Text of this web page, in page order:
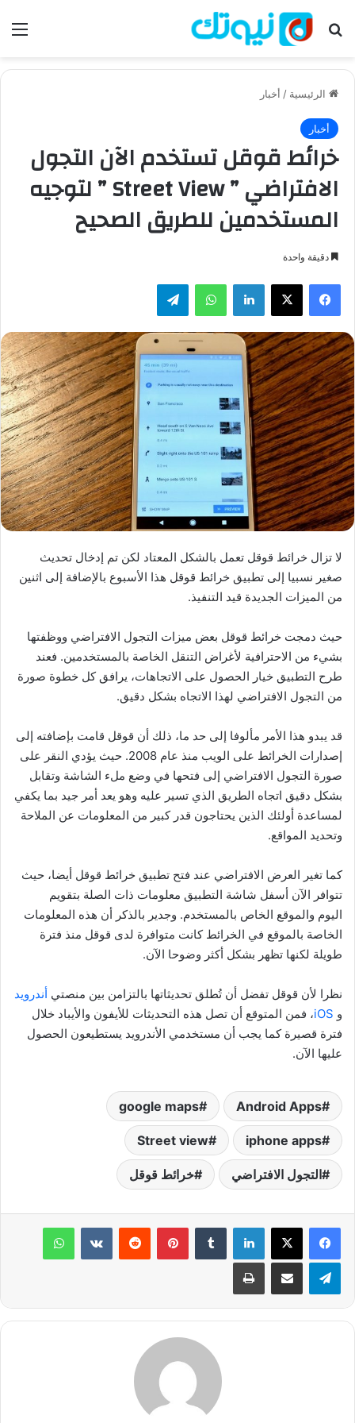
بحث عن
الرئيسية / أخبار
أخبار
خرائط قوقل تستخدم الآن التجول
الافتراضي ” Street View ” لتوجيه
المستخدمين للطريق الصحيح
دقيقة واحدة
فيسبوك لينكدإن واتساب
لا تزال خرائط قوقل تعمل بالشكل المعتاد لكن تم إدخال تحديث
صغير نسبيا إلى تطبيق خرائط قوقل هذا الأسبوع بالإضافة إلى اثنين
من الميزات الجديدة قيد التنفيذ.
حيث دمجت خرائط قوقل بعض ميزات التجول الافتراضي ووظفتها
بشيء من الاحترافية لأغراض التنقل الخاصة بالمستخدمين. فعند
طرح التطبيق خيار الحصول على الاتجاهات، يرافق كل خطوة صورة
من التجول الافتراضي لهذا الاتجاه بشكل دقيق.
قد يبدو هذا الأمر مألوفا إلى حد ما، ذلك أن قوقل قامت بإضافته إلى
إصدارات الخرائط على الويب منذ عام 2008. حيث يؤدي النقر على
صورة التجول الافتراضي إلى فتحها في وضع ملء الشاشة وتقابل
بشكل دقيق اتجاه الطريق الذي تسير عليه وهو يعد أمر جيد بما يكفي
لمساعدة أولئك الذين يحتاجون قدر كبير من المعلومات عن الملاحة
وتحديد المواقع.
كما تغير العرض الافتراضي عند فتح تطبيق خرائط قوقل أيضا، حيث
تتوافر الآن أسفل شاشة التطبيق معلومات ذات الصلة بتقويم
اليوم والموقع الخاص بالمستخدم. وجدير بالذكر أن هذه المعلومات
الخاصة بالموقع في الخرائط كانت متوافرة لدى قوقل منذ فترة
طويلة لكنها تظهر بشكل أكثر وضوحا الآن.
نظرا لأن قوقل تفضل أن تُطلق تحديثاتها بالتزامن بين منصتي أندرويد
و iOS، فمن المتوقع أن تصل هذه التحديثات للأيفون والأيباد خلال
فترة قصيرة كما يجب أن مستخدمي الأندرويد يستطيعون الحصول
عليها الآن.
Android Apps
google maps
iphone apps
Street view
التجول الافتراضي خرائط قوقل
لينكدإن بينتيريست